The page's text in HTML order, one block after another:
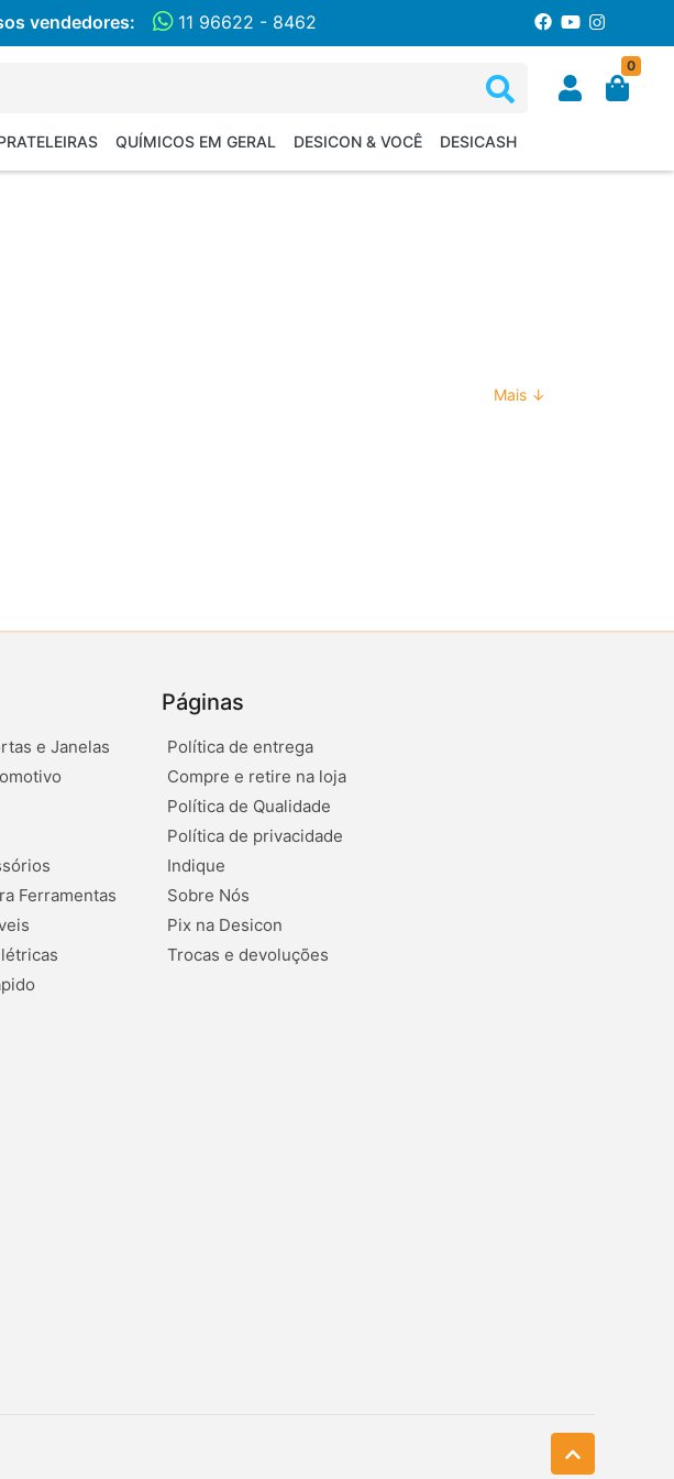
vendedores: 11 96622 - 8462
0
QUÍMICOS EM GERAL DESICON & VOCÊ DESICASH
Mais ↓
e Janelas
Ferramentas
Páginas
Política de entrega
Compre e retire na loja
Política de Qualidade
Política de privacidade
Indique
Sobre Nós
Pix na Desicon
Trocas e devoluções